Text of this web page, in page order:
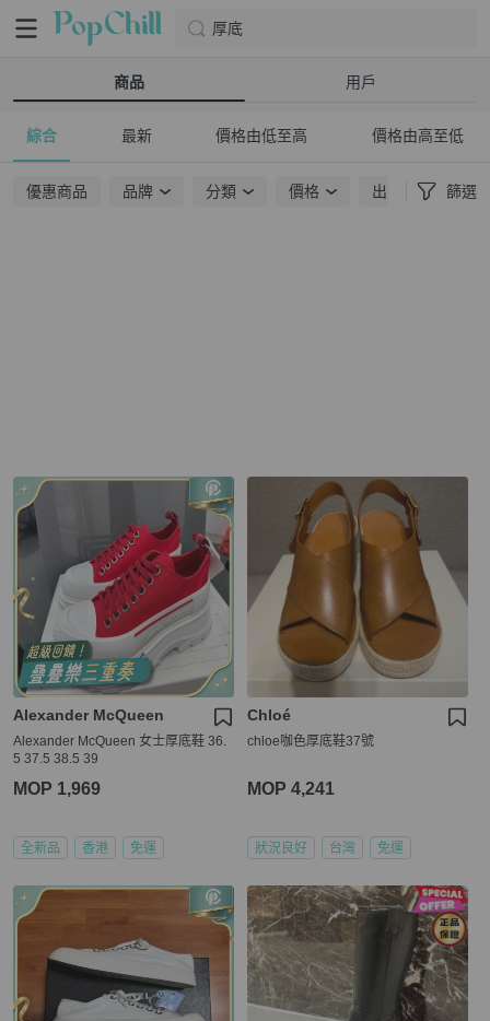
厚底
商品 用戶
綜合 最新 價格由低至高 價格由高至低
優惠商品 品牌 分類 價格 出貨地點 篩選
Alexander McQueen
Alexander McQueen 女士厚底鞋 36.
5 37.5 38.5 39
MOP 1,969
全新品 香港 免運
Chloé
chloe咖色厚底鞋37號
MOP 4,241
狀況良好 台灣 免運